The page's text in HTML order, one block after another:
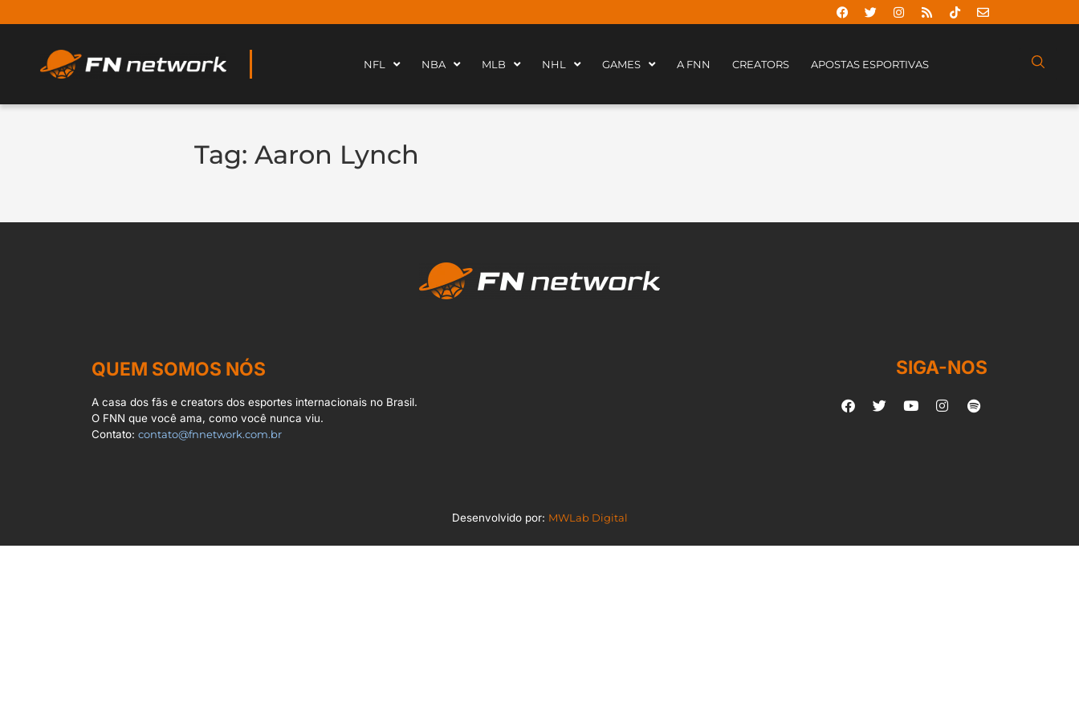
NFL NBA MLB NHL GAMES A FNN CREATORS APOSTAS ESPORTIVAS
Tag: Aaron Lynch
QUEM SOMOS NÓS
A casa dos fãs e creators dos esportes internacionais no Brasil.
O FNN que você ama, como você nunca viu.
Contato:contato@fnnetwork.com.br
SIGA-NOS
Desenvolvido por: MWLab Digital